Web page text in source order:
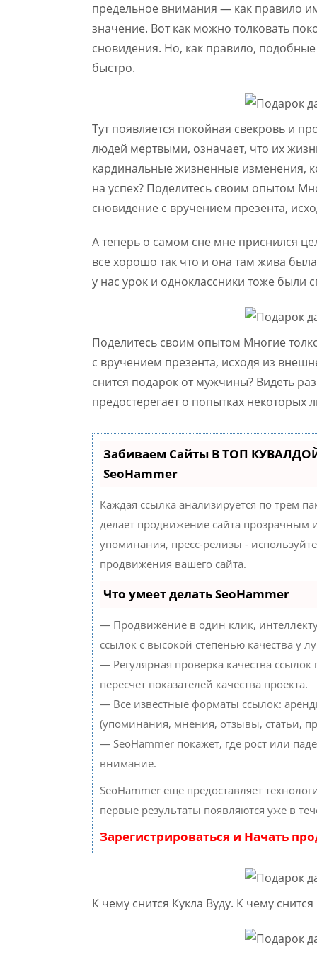
предельное внимания — как правило
значение. Вот как можно толковать
сновидения. Но, как правило,
быстро.
Тут появляется покойная свекровь и
людей мертвыми, означает, что их
кардинальные жизненные изменения,
на успех? Поделитесь своим опытом
сновидение с вручением презента,
А теперь о самом сне мне приснился
все хорошо так что и она там жива
у нас урок и одноклассники тоже были
Поделитесь своим опытом Многие
с вручением презента, исходя из
снится подарок от мужчины? Видеть
предостерегает о попытках
Забиваем Сайты В ТОП
SeoHammer
Каждая ссылка анализируется по трем
делает продвижение сайта прозрачным
упоминания, пресс-релизы -
продвижения вашего сайта.
Что умеет делать SeoHammer
— Продвижение в один клик,
ссылок с высокой степенью качества у
— Регулярная проверка качества
пересчет показателей качества проекта.
— Все известные форматы ссылок:
(упоминания, мнения, отзывы, статьи,
— SeoHammer покажет, где рост или
внимание.
SeoHammer еще предоставляет
первые результаты появляются уже в
Зарегистрироваться и Начать
К чему снится Кукла Вуду. К чему